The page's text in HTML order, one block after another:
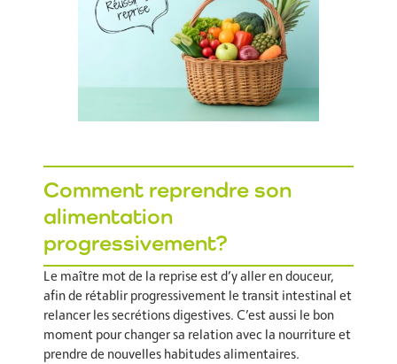
Comment reprendre son
alimentation
progressivement?
Le maître mot de la reprise est d’y aller en douceur,
afin de rétablir progressivement le transit intestinal et
relancer les secrétions digestives. C’est aussi le bon
moment pour changer sa relation avec la nourriture et
prendre de nouvelles habitudes alimentaires.